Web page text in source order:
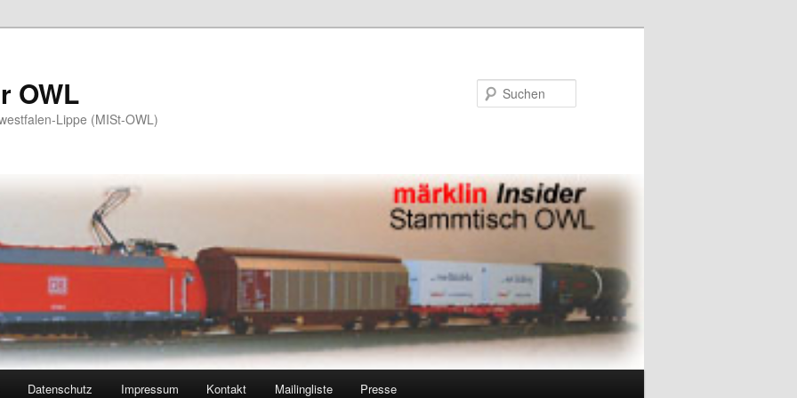
OWL
Lippe (MISt-OWL)
Datenschutz Impressum Kontakt Mailingliste Presse